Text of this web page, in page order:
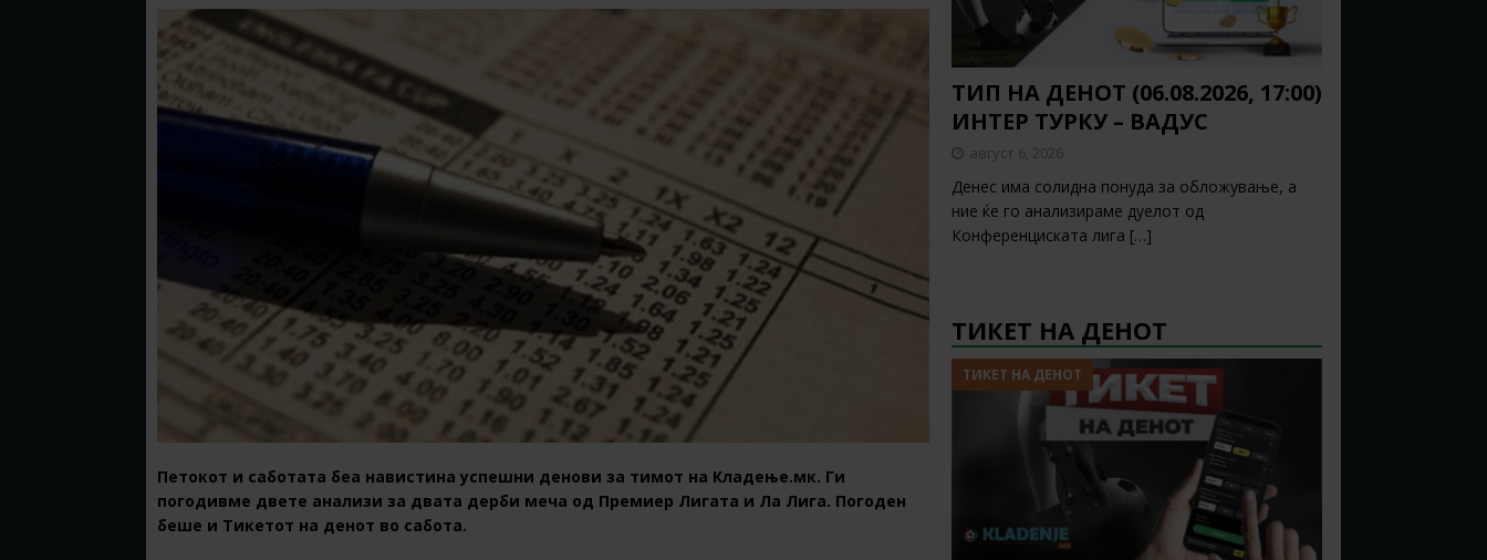
Петокот и саботата беа навистина успешни денови за тимот на Кладење.мк. Ги
погодивме двете анализи за двата дерби меча од Премиер Лигата и Ла Лига. Погоден
беше и Тикетот на денот во сабота.
ТИП НА ДЕНОТ (06.08.2026, 17:00)
ИНТЕР ТУРКУ – ВАДУС
август 6, 2026
Денес има солидна понуда за обложување, а
ние ќе го анализираме дуелот од
Конференциската лига […]
ТИКЕТ НА ДЕНОТ
ТИКЕТ НА ДЕНОТ